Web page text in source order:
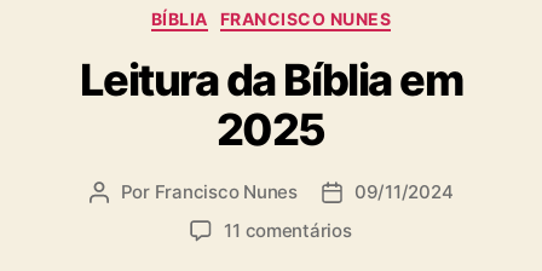
C
t
e
g
o
i
a
BÍBLIA FRANCISCO NUNES
Leitura da Bíblia em
2025
A Por Francisco Nunes
D 09/11/2024
11 comentáriose